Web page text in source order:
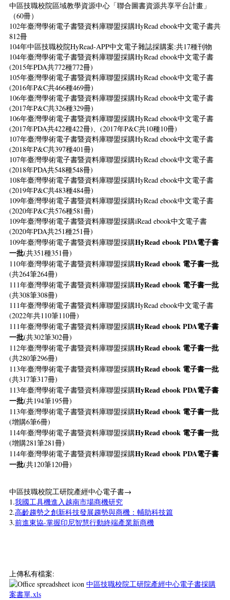
中區技職校院區域教學資源中心「聯合圖書資源共享平台計畫」
（60冊）
102年臺灣學術電子書暨資料庫聯盟採購HyRead ebook中文電子書共
812冊
104年中區技職校院HyRead-APP中文電子雜誌採購案:共17種刊物
104年臺灣學術電子書暨資料庫聯盟採購HyRead ebook中文電子書
(2015年PDA共772種772冊)
105年臺灣學術電子書暨資料庫聯盟採購HyRead ebook中文電子書
(2016年P&C共466種469冊)
106年臺灣學術電子書暨資料庫聯盟採購HyRead ebook中文電子書
(2017年P&C共326種329冊)
106年臺灣學術電子書暨資料庫聯盟採購HyRead ebook中文電子書
(2017年PDA共422種422冊)、(2017年P&C共10種10冊)
107年臺灣學術電子書暨資料庫聯盟採購HyRead ebook中文電子書
(2018年P&C共397種401冊)
107年臺灣學術電子書暨資料庫聯盟採購HyRead ebook中文電子書
(2018年PDA共548種548冊)
108年臺灣學術電子書暨資料庫聯盟採購HyRead ebook中文電子書
(2019年P&C共483種484冊)
109年臺灣學術電子書暨資料庫聯盟採購HyRead ebook中文電子書
(2020年P&C共576種581冊)
109年臺灣學術電子書暨資料庫聯盟採購iRead ebook中文電子書
(2020年PDA共251種251冊)
109年臺灣學術電子書暨資料庫聯盟採購HyRead ebook PDA電子書
一批(共351種351冊)
110年臺灣學術電子書暨資料庫聯盟採購HyRead ebook 電子書一批
(共264筆264冊)
111年臺灣學術電子書暨資料庫聯盟採購HyRead ebook 電子書一批
(共308筆308冊)
111年臺灣學術電子書暨資料庫聯盟採購HyRead ebook中文電子書
(2022年共110筆110冊)
111年臺灣學術電子書暨資料庫聯盟採購HyRead ebook PDA電子書
一批(共302筆302冊)
112年臺灣學術電子書暨資料庫聯盟採購HyRead ebook 電子書一批
(共280筆296冊)
113年臺灣學術電子書暨資料庫聯盟採購HyRead ebook 電子書一批
(共317筆317冊)
113年臺灣學術電子書暨資料庫聯盟採購HyRead ebook PDA電子書
一批(共194筆195冊)
113年臺灣學術電子書暨資料庫聯盟採購HyRead ebook 電子書一批
(增購6筆6冊)
114年臺灣學術電子書暨資料庫聯盟採購HyRead ebook 電子書一批
(增購281筆281冊)
114年臺灣學術電子書暨資料庫聯盟採購HyRead ebook PDA電子書
一批(共120筆120冊)
中區技職校院工研院產經中心電子書→
1.我國工具機進入越南市場商機研究
2.高齡趨勢之創新科技發展趨勢與商機：輔助科技篇
3.前進東協-掌握印尼智慧行動終端產業新商機
上傳私有檔案:
中區技職校院工研院產經中心電子書採購
案書單.xls